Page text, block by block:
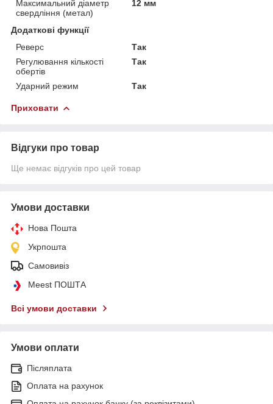
Максимальний діаметр
свердління (метал)
12 мм
Додаткові функції
Реверс
Так
Регулювання кількості
обертів
Так
Ударний режим Так
Приховати
Відгуки про товар
Ще немає відгуків про цей товар
Умови доставки
Нова Пошта
Укрпошта
Самовивіз
Meest ПОШТА
Всі умови доставки
Умови оплати
Післяплата
Оплата на рахунок